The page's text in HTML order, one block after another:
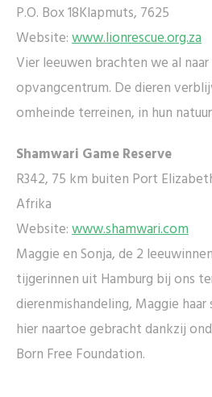
P.O. Box 18Klapmuts, 7625
Website:www.lionrescue.org.za
Vier leeuwen brachten we al
opvangcentrum. De dieren
omheinde terreinen, in hun
Shamwari Game Reserve
R342, 75 km buiten Port
Afrika
Website:www.shamwari.com
Maggie en Sonja, de 2
tijgerinnen uit Hamburg bij ons
dierenmishandeling, Maggie
hier naartoe gebracht dankzij
Born Free Foundation.